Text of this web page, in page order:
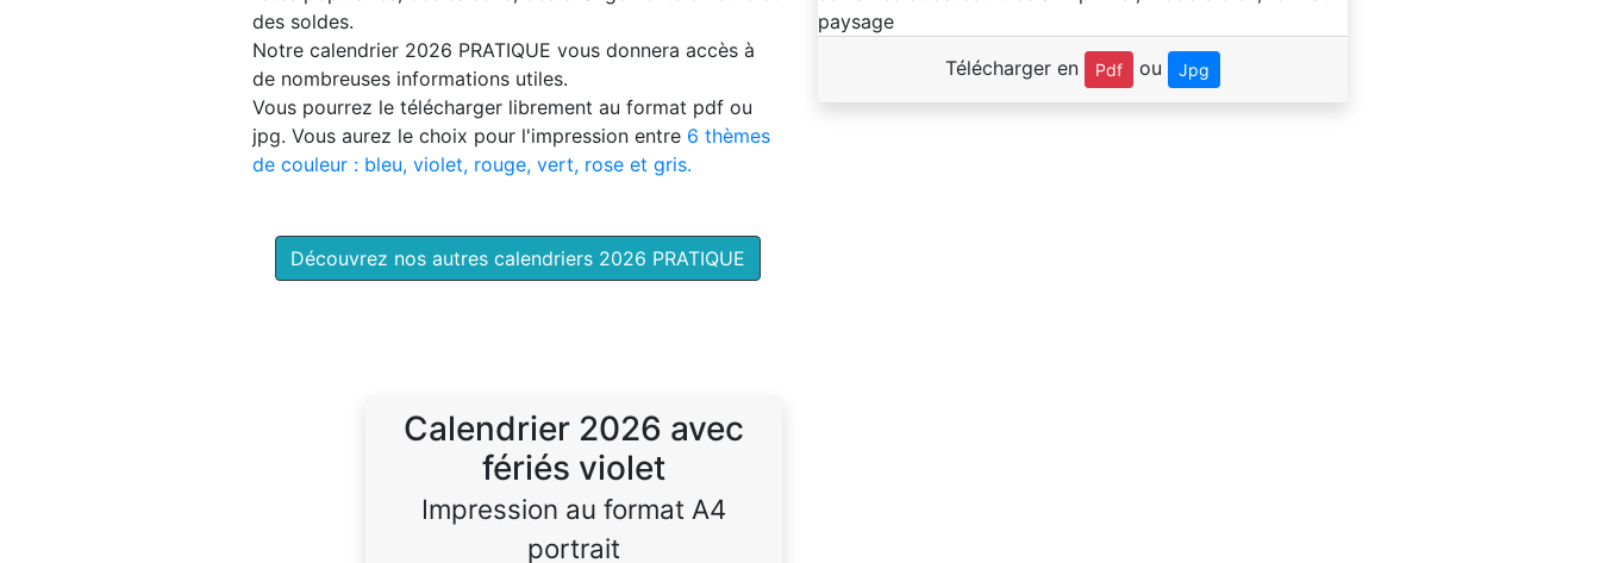
des soldes.
Notre calendrier 2026 PRATIQUE vous donnera accès à
de nombreuses informations utiles.
Vous pourrez le télécharger librement au format pdf ou
jpg. Vous aurez le choix pour l'impression entre 6 thèmes
de couleur : bleu, violet, rouge, vert, rose et gris.
Découvrez nos autres calendriers 2026 PRATIQUE
Télécharger en Pdf ou Jpg
Calendrier 2026 avec
fériés violet
Impression au format A4
portrait